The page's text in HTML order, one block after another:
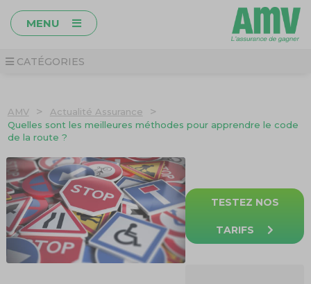
MENU
CATÉGORIES
AMV > Actualité Assurance >
Quelles sont les meilleures méthodes pour apprendre le code
de la route ?
TESTEZ NOS
TARIFS